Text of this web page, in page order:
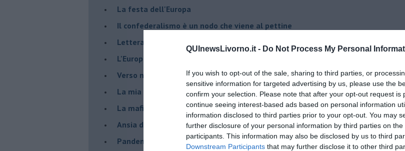
QUInewsLivorno.it - Do Not Process My Personal
If you wish to opt-out of the sale, sharing to third parties, or
sensitive information for targeted advertising by us, please use the
confirm your selection. Please note that after your opt-out request is
continue seeing interest-based ads based on personal information
information disclosed to third parties prior to your opt-out. You may
further disclosure of your personal information by third parties on the
participants. This information may also be disclosed by us to third
Downstream Participants that may further disclose it to other third
La festa dell'Europa
Il confederalismo è un nodo che viene al pettine
Lettera al Presidente Draghi
L'Europa non regge il confronto con USA, Russia e Cina
Verso nuovi modelli economici postpandemia
​La mia generazione... Quella dell'alluvione 1966
​La mafia sanitaria ai tempi del covid
Ansia da Covid
Pandemia e modello neoliberista